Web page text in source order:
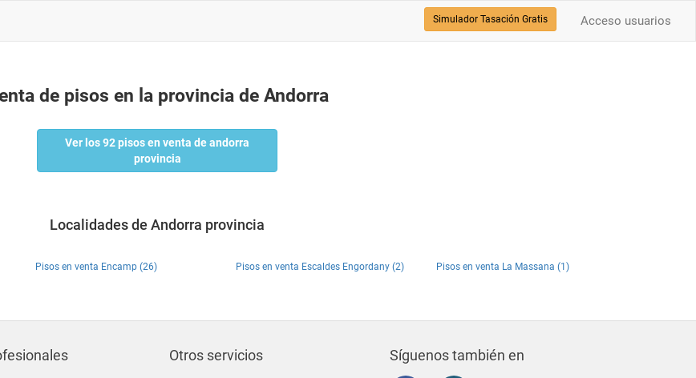
Acceso usuarios
Simulador Tasación Gratis
de pisos en la provincia de Andorra
Ver los 92 pisos en venta de andorra
provincia
Localidades de Andorra provincia
Pisos en venta Encamp (26) Pisos en venta Escaldes Engordany (2)
Pisos en venta La Massana (1)
Otros servicios Síguenos también en